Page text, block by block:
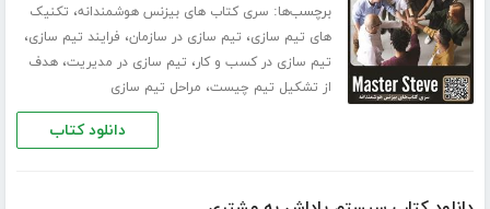
برچسب‌ها: سری کتاب های بیزنس هوشمندانه، تکنیک
های تیم سازی، تیم سازی در سازمان، فرایند تیم سازی،
تیم سازی در کسب و کار، تیم سازی در مدیریت،هدف
از تشکیل تیم چیست، مراحل تیم سازی
دانلود کتاب